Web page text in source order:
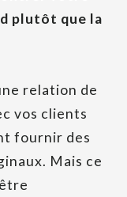
plutôt que la
relation de
vos clients
fournir des
Mais ce